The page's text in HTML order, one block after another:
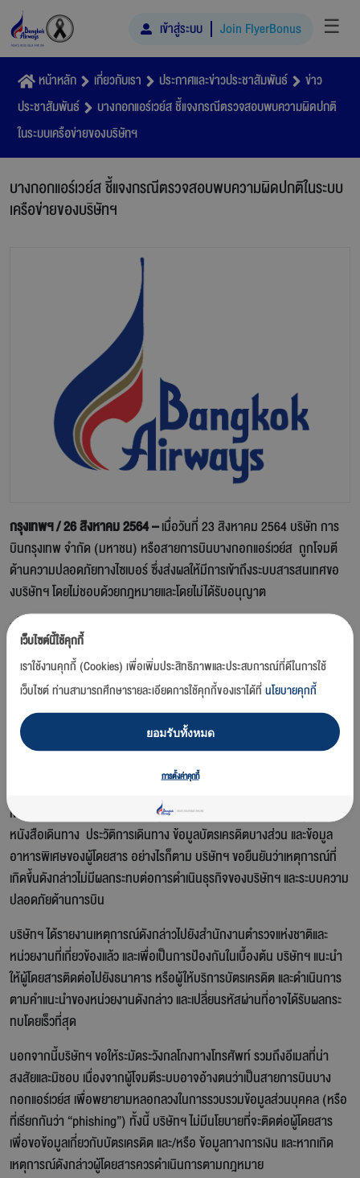
เข้าสู่ระบบ Join FlyerBonus ☰
หน้าหลัก เกี่ยวกับเรา ประกาศและข่าวประชาสัมพันธ์
ข่าว
ประชาสัมพันธ์
บางกอกแอร์เวย์ส ชี้แจงกรณีตรวจสอบพบความผิดปกติ
ในระบบเครือข่ายของบริษัทฯ
บางกอกแอร์เวย์ส ชี้แจงกรณีตรวจสอบพบความผิดปกติในระบบ
เครือข่ายของบริษัทฯ
กรุงเทพฯ / 26 สิงหาคม 2564 –เมื่อวันที่ 23 สิงหาคม 2564 บริษัท การ
บินกรุงเทพ จำกัด (มหาชน) หรือสายการบินบางกอกแอร์เวย์ส ถูกโจมตี
ด้านความปลอดภัยทางไซเบอร์ ซึ่งส่งผลให้มีการเข้าถึงระบบสารสนเทศขอ
งบริษัทฯ โดยไม่ชอบด้วยกฎหมายและโดยไม่ได้รับอนุญาต
เมื่อบริษัทฯ ทราบเหตุการณ์ดังกล่าว บริษัทฯ ร่วมกันกับผู้เชี่ยวชาญด้านการ
รักษาความมั่นคงปลอดภัยทางไซเบอร์ ได้ดำเนินการตรวจสอบ และควบคุม
เหตุการณ์ที่เกิดขึ้นโดยทันที ในขณะนี้ บริษัทฯ อยู่ระหว่างดำเนินการสืบสวน
อย่างเร่งด่วนเพื่อระบุข้อมูลอาจได้รับความเสียหาย และผู้โดยสารที่ได้รับผลก
ระทบ รวมถึงดำเนินมาตรการที่เกี่ยวข้องเพื่อปรับปรุงระบบ สารสนเทศของบ
ริษัทฯ ให้มีความเข้มแข็งมากยิ่งขึ้น
จากการตรวจสอบเบื้องต้น บริษัทฯ พบว่าอาจมีข้อมูลส่วนบุคคลที่ถูกเข้าถึง
เพศ หมายเลขโทรศัพท์ อีเมล ที่อยู่ ช่องทางการติดต่อสื่อสาร ข้อมูล
หนังสือเดินทาง ประวัติการเดินทาง ข้อมูลบัตรเครดิตบางส่วน และข้อมูล
อาหารพิเศษของผู้โดยสาร อย่างไรก็ตาม บริษัทฯ ขอยืนยันว่าเหตุการณ์ที่
เกิดขึ้นดังกล่าวไม่มีผลกระทบต่อการดำเนินธุรกิจของบริษัทฯ และระบบความ
ปลอดภัยด้านการบิน
บริษัทฯ ได้รายงานเหตุการณ์ดังกล่าวไปยังสำนักงานตำรวจแห่งชาติและ
หน่วยงานที่เกี่ยวข้องแล้ว และเพื่อเป็นการป้องกันในเบื้องต้น บริษัทฯ แนะนำ
ให้ผู้โดยสารติดต่อไปยังธนาคาร หรือผู้ให้บริการบัตรเครดิต และดำเนินการ
ตามคำแนะนำของหน่วยงานดังกล่าว และเปลี่ยนรหัสผ่านที่อาจได้รับผลกระ
ทบโดยเร็วที่สุด
นอกจากนี้บริษัทฯ ขอให้ระมัดระวังกลโกงทางโทรศัพท์ รวมถึงอีเมลที่น่า
สงสัยและมิชอบ เนื่องจากผู้โจมตีระบบอาจอ้างตนว่าเป็นสายการบินบาง
กอกแอร์เวย์ส เพื่อพยายามหลอกลวงในการรวบรวมข้อมูลส่วนบุคคล (หรือ
ที่เรียกกันว่า “phishing”) ทั้งนี้ บริษัทฯ ไม่มีนโยบายที่จะติดต่อผู้โดยสาร
เพื่อขอข้อมูลเกี่ยวกับบัตรเครดิต และ/หรือ ข้อมูลทางการเงิน และหากเกิด
เหตุการณ์ดังกล่าวผู้โดยสารควรดำเนินการตามกฎหมาย
เว็บไซต์นี้ใช้คุกกี้
เราใช้งานคุกกี้ (Cookies) เพื่อเพิ่มประสิทธิภาพและประสบการณ์ที่ดีในการใช้
เว็บไซต์ ท่านสามารถศึกษารายละเอียดการใช้คุกกี้ของเราได้ที่นโยบายคุกกี้
ยอมรับทั้งหมด
การตั้งค่าคุกกี้